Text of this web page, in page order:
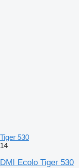
Tiger 530
14
DMI Ecolo Tiger 530